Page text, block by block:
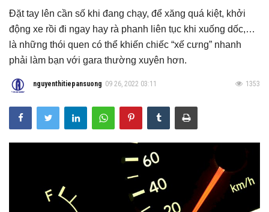
Quy định chung & bảo mật thông tin
Giới thiệu
Luật Giao Thông
Thiết kế cải tạo
Gallery
Tin nóng MXH
Đặt tay lên cần số khi đang chạy, để xăng quá kiệt, khởi
động xe rồi đi ngay hay rà phanh liên tục khi xuống dốc,…
là những thói quen có thể khiến chiếc “xế cưng” nhanh
phải làm bạn với gara thường xuyên hơn.
nguyenthitiepansuong 09 26, 2022 03:11 1353